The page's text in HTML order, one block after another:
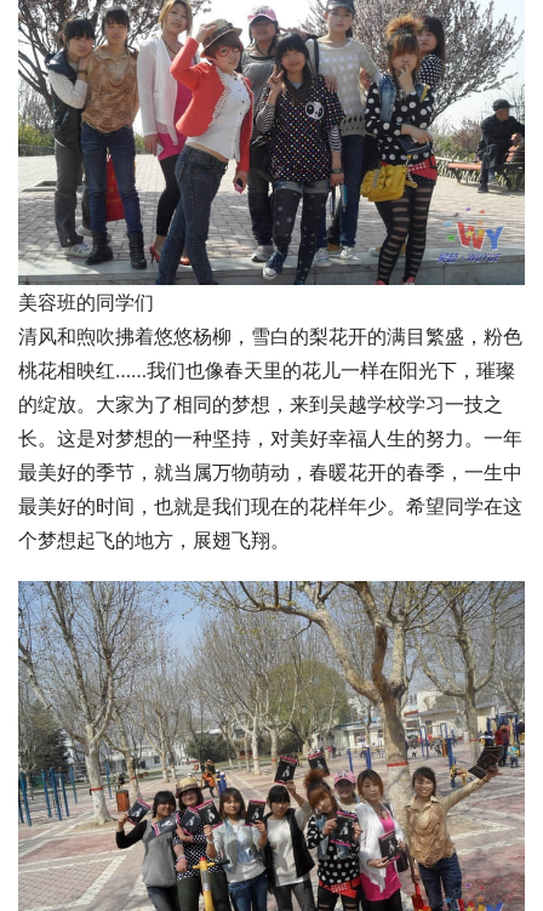
美容班的同学们
清风和煦吹拂着悠悠杨柳，雪白的梨花开的满目繁盛，粉色
桃花相映红……我们也像春天里的花儿一样在阳光下，璀璨
的绽放。大家为了相同的梦想，来到吴越学校学习一技之
长。这是对梦想的一种坚持，对美好幸福人生的努力。一年
最美好的季节，就当属万物萌动，春暖花开的春季，一生中
最美好的时间，也就是我们现在的花样年少。希望同学在这
个梦想起飞的地方，展翅飞翔。